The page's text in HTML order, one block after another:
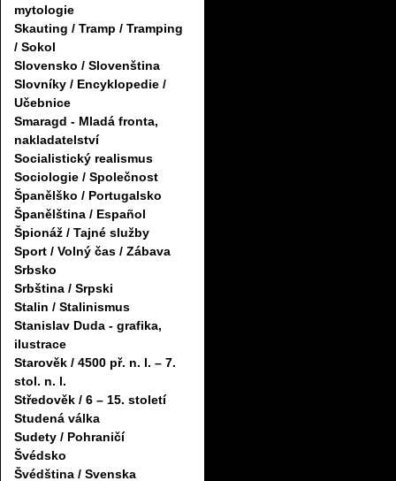
mytologie
Skauting / Tramp / Tramping
/ Sokol
Slovensko / Slovenština
Slovníky / Encyklopedie /
Učebnice
Smaragd - Mladá fronta,
nakladatelství
Socialistický realismus
Sociologie / Společnost
Španělško / Portugalsko
Španělština / Español
Špionáž / Tajné služby
Sport / Volný čas / Zábava
Srbsko
Srbština / Srpski
Stalin / Stalinismus
Stanislav Duda - grafika,
ilustrace
Starověk / 4500 př. n. l. – 7.
stol. n. l.
Středověk / 6 – 15. století
Studená válka
Sudety / Pohraničí
Švédsko
Švédština / Svenska